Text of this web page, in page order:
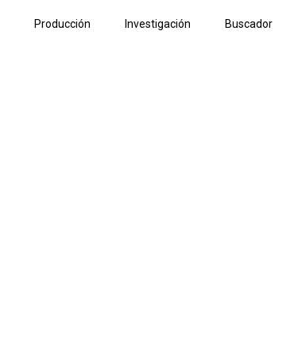
Producción Investigación Buscador